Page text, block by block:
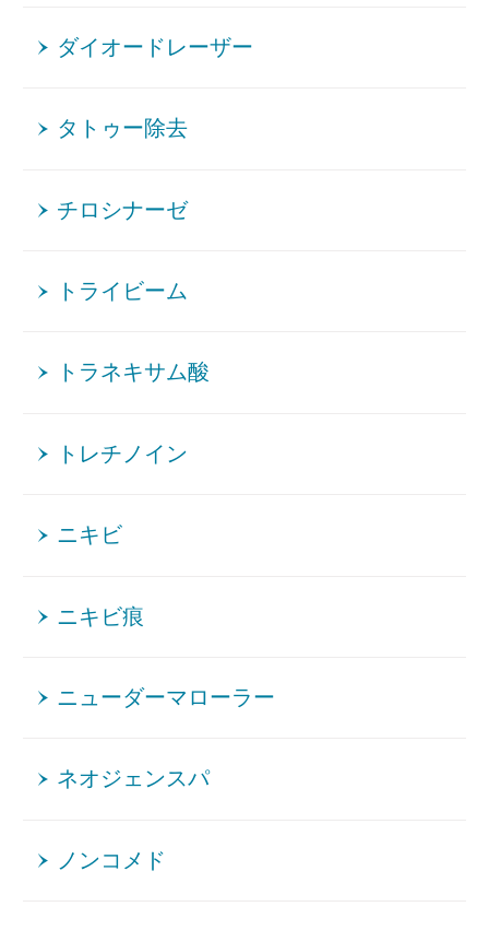
ダイオードレーザー
タトゥー除去
チロシナーゼ
トライビーム
トラネキサム酸
トレチノイン
ニキビ
ニキビ痕
ニューダーマローラー
ネオジェンスパ
ノンコメド